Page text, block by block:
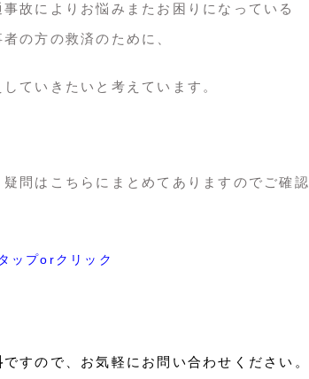
故によりお悩みまたお困りになっている
の方の救済のために、
ていきたいと考えています。
問はこちらにまとめてありますのでご確認
ップorクリック
ですので、お気軽にお問い合わせください。